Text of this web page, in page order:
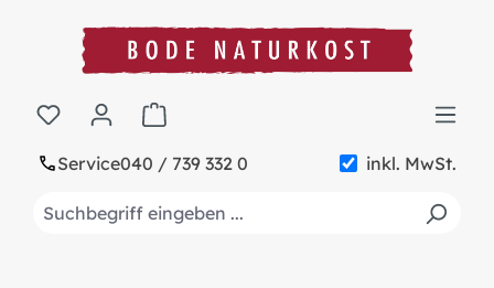
springen
Service040 / 739 332 0 inkl. MwSt.
Warenkorb enthält 0 Positionen. Der